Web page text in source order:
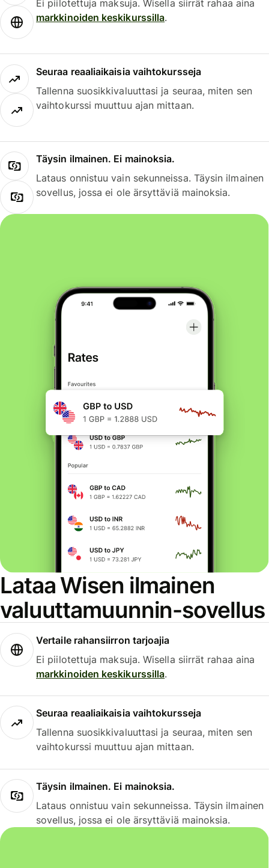
Ei piilotettuja maksuja. Wisella siirrät rahaa aina
markkinoiden keskikurssilla.
Seuraa reaaliaikaisia vaihtokursseja
Tallenna suosikkivaluuttasi ja seuraa, miten sen
vaihtokurssi muuttuu ajan mittaan.
Täysin ilmainen. Ei mainoksia.
Lataus onnistuu vain sekunneissa. Täysin ilmainen
sovellus, jossa ei ole ärsyttäviä mainoksia.
Lataa Wisen ilmainen
valuuttamuunnin-sovellus
Vertaile rahansiirron tarjoajia
Ei piilotettuja maksuja. Wisella siirrät rahaa aina
markkinoiden keskikurssilla.
Seuraa reaaliaikaisia vaihtokursseja
Tallenna suosikkivaluuttasi ja seuraa, miten sen
vaihtokurssi muuttuu ajan mittaan.
Täysin ilmainen. Ei mainoksia.
Lataus onnistuu vain sekunneissa. Täysin ilmainen
sovellus, jossa ei ole ärsyttäviä mainoksia.